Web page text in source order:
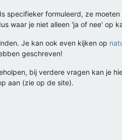
specifieker formuleerd, ze
waar je niet alleen 'ja of nee' op
Je kan ook even kijken op
geschreven!
bij verdere vragen kan je
aan (zie op de site).